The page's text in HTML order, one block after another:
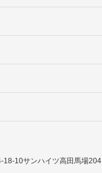
18-10サンハイツ高田馬場204